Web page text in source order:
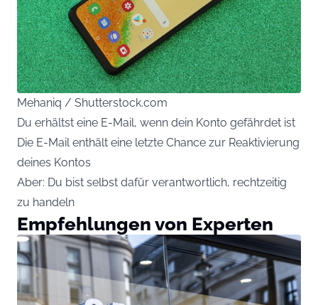
Mehaniq / Shutterstock.com
Du erhältst eine E-Mail, wenn dein Konto gefährdet ist
Die E-Mail enthält eine letzte Chance zur Reaktivierung
deines Kontos
Aber: Du bist selbst dafür verantwortlich, rechtzeitig
zu handeln
Empfehlungen von Experten